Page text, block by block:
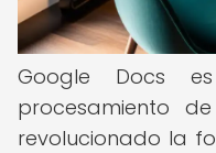
Google Docs
procesamiento
revolucionado la